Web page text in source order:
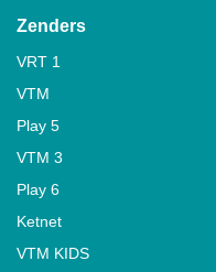
Zenders
VRT 1
VTM
Play 5
VTM 3
Play 6
Ketnet
VTM KIDS